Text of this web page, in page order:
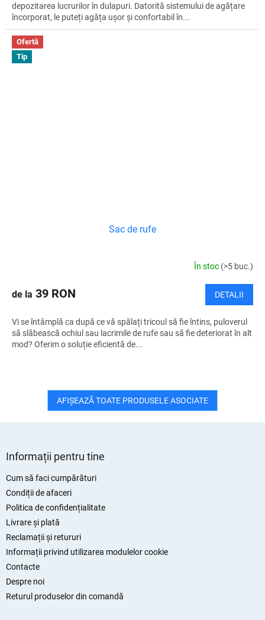
depozitarea lucrurilor în dulapuri. Datorită sistemului de agățare
încorporat, le puteți agăța ușor și confortabil în...
Ofertă
Tip
Sac de rufe
În stoc (>5 buc.)
de la 39 RON DETALII
Vi se întâmplă ca după ce vă spălați tricoul să fie întins, puloverul
să slăbească ochiul sau lacrimile de rufe sau să fie deteriorat în alt
mod? Oferim o soluție eficientă de...
AFIŞEAZĂ TOATE PRODUSELE ASOCIATE
Informații pentru tine
Cum să faci cumpărături
Condiții de afaceri
Politica de confidențialitate
Livrare și plată
Reclamații și retururi
Informații privind utilizarea modulelor cookie
Contacte
Despre noi
Returul produselor din comandă